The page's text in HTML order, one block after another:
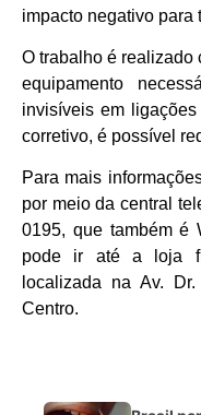
impacto negativo para
O trabalho é realizado
equipamento
invisíveis em
corretivo, é possível
Para mais
por meio da central
0195, que também é
pode ir até a loja
localizada na Av.
Centro.